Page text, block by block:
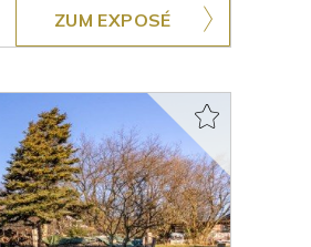
ZUM EXPOSÉ